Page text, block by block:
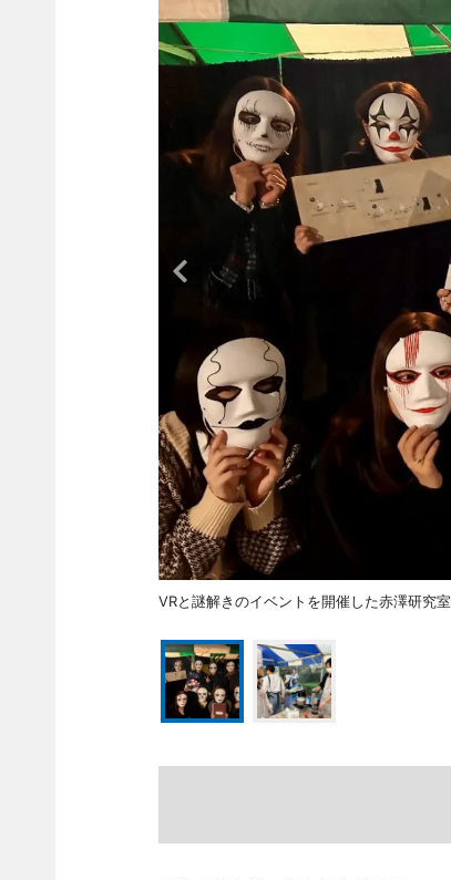
VRと謎解きのイベントを開催した赤澤研究室